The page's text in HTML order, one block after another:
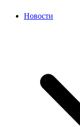
Новости